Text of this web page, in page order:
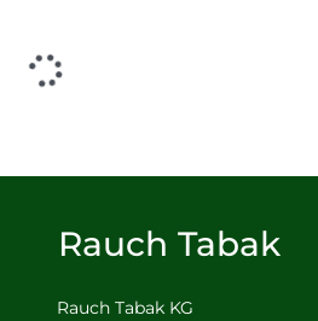
11,00 €
Rauch Tabak
Rauch Tabak KG